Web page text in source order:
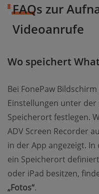
FAQs zur
Videoanrufe
Wo speichert
Bei FonePaw
Einstellungen unter der
Speicherort festlegen.
ADV Screen Recorder
in der App angezeigt.
ein Speicherort
oder iPad besitzen,
„Fotos“.